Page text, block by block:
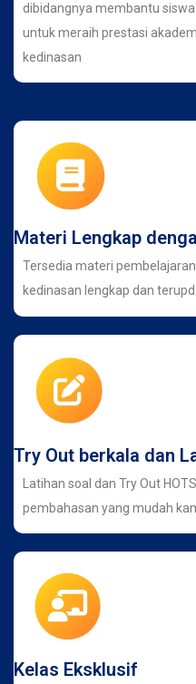
dibidangnya membantu
untuk meraih prestasi
kedinasan
Materi Lengkap
Tersedia materi
kedinasan lengkap dan
Try Out berkala dan
Latihan soal dan Try Out
pembahasan yang mudah
Kelas Eksklusif